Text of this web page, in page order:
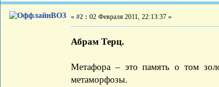
ВОЗ « #2 : 02 Февраля 2011, 22:13:37 »
Абрам Терц.
Метафора – это память о том
метаморфозы.